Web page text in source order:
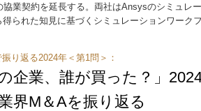
業契約を延長する。両社はAnsysのシミュレ
られた知見に基づくシミュレーションワーク
り返る2024年＜第1問＞：
の企業、誰が買った？」
界M＆Aを振り返る